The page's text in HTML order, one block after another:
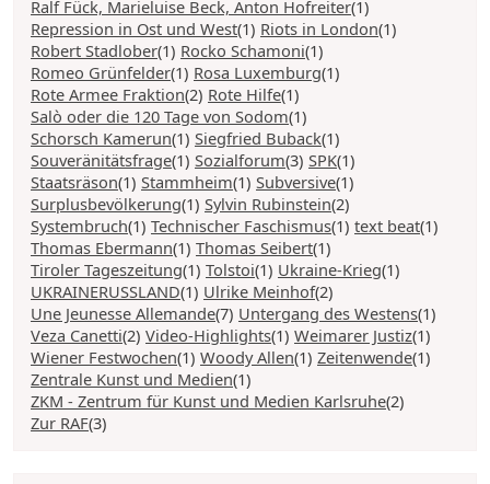
Ralf Fück, Marieluise Beck, Anton Hofreiter(1)
Repression in Ost und West(1) Riots in London(1)
Robert Stadlober(1) Rocko Schamoni(1)
Romeo Grünfelder(1) Rosa Luxemburg(1)
Rote Armee Fraktion(2) Rote Hilfe(1)
Salò oder die 120 Tage von Sodom(1)
Schorsch Kamerun(1) Siegfried Buback(1)
Souveränitätsfrage(1) Sozialforum(3) SPK(1)
Staatsräson(1) Stammheim(1) Subversive(1)
Surplusbevölkerung(1) Sylvin Rubinstein(2)
Systembruch(1) Technischer Faschismus(1) text beat(1)
Thomas Ebermann(1) Thomas Seibert(1)
Tiroler Tageszeitung(1) Tolstoi(1) Ukraine-Krieg(1)
UKRAINERUSSLAND(1) Ulrike Meinhof(2)
Une Jeunesse Allemande(7) Untergang des Westens(1)
Veza Canetti(2) Video-Highlights(1) Weimarer Justiz(1)
Wiener Festwochen(1) Woody Allen(1) Zeitenwende(1)
Zentrale Kunst und Medien(1)
ZKM - Zentrum für Kunst und Medien Karlsruhe(2)
Zur RAF(3)